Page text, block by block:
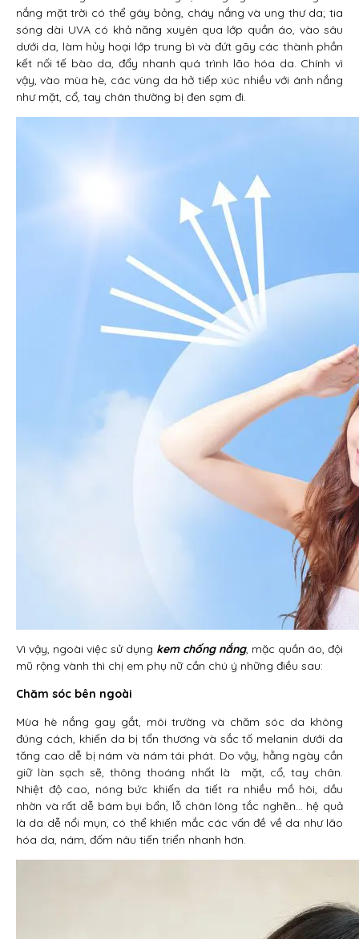
nắng mặt trời có thể gây bỏng, cháy nắng và ung thư da; tia
sóng dài UVA có khả năng xuyên qua lớp quần áo, vào sâu
dưới da, làm hủy hoại lớp trung bì và đứt gãy các thành phần
kết nối tế bào da, đẩy nhanh quá trình lão hóa da. Chính vì
vậy, vào mùa hè, các vùng da hở tiếp xúc nhiều với ánh nắng
như mặt, cổ, tay chân thường bị đen sạm đi.
Vì vậy, ngoài việc sử dụng kem chống nắng, mặc quần áo, đội
mũ rộng vành thì chị em phụ nữ cần chú ý những điều sau:
Chăm sóc bên ngoài
Mùa hè nắng gay gắt, môi trường và chăm sóc da không
đúng cách, khiến da bị tổn thương và sắc tố melanin dưới da
tăng cao dễ bị nám và nám tái phát. Do vậy, hằng ngày cần
giữ làn sạch sẽ, thông thoáng nhất là mặt, cổ, tay chân.
Nhiệt độ cao, nóng bức khiến da tiết ra nhiều mồ hôi, dầu
nhờn và rất dễ bám bụi bẩn, lỗ chân lông tắc nghẽn… hệ quả
là da dễ nổi mụn, có thể khiến mắc các vấn đề về da như lão
hóa da, nám, đốm nâu tiến triển nhanh hơn.